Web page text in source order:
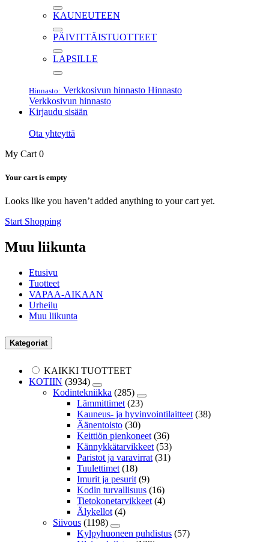
KAUNEUTEEN
PÄIVITTÄISTUOTTEET
LAPSILLE
Hinnasto: Verkkosivun hinnasto Hinnasto
Verkkosivun hinnasto
Kirjaudu sisään
Ota yhteyttä
My Cart 0
Your cart is empty
Looks like you haven’t added anything to your cart yet.
Start Shopping
Muu liikunta
Etusivu
Tuotteet
VAPAA-AIKAAN
Urheilu
Muu liikunta
Kategoriat
KAIKKI TUOTTEET
KOTIIN (3934)
Kodintekniikka (285)
Lämmittimet (23)
Kauneus- ja hyvinvointilaitteet (38)
Äänentoisto (30)
Keittiön pienkoneet (36)
Kännykkätarvikkeet (53)
Paristot ja varavirrat (31)
Tuulettimet (18)
Imurit ja pesurit (9)
Kodin turvallisuus (16)
Tietokonetarvikkeet (4)
Älykellot (4)
Siivous (1198)
Kylpyhuoneen puhdistus (57)